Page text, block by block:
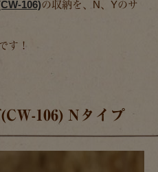
106)の収納を、N、Yのサ
す！
106) Nタイプ